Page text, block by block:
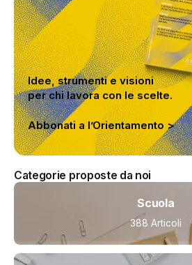
Idee, strumenti e visioni
per chi lavora con le scelte.
Abbonati a l’Orientamento >
Categorie proposte da noi
Scuola
388 Articoli